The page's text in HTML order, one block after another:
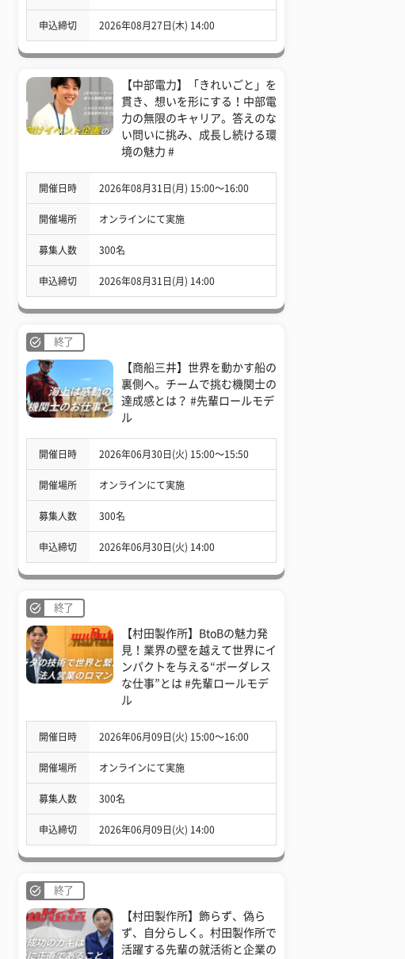
申込締切 2026年08月27日(木) 14:00
【中部電力】「きれいごと」を
貫き、想いを形にする！中部電
力の無限のキャリア。答えのな
い問いに挑み、成長し続ける環
境の魅力 #
開催日時 2026年08月31日(月) 15:00〜16:00
開催場所 オンラインにて実施
募集人数 300名
申込締切 2026年08月31日(月) 14:00
終了
【商船三井】世界を動かす船の
裏側へ。チームで挑む機関士の
達成感とは？ #先輩ロールモデ
ル
開催日時 2026年06月30日(火) 15:00〜15:50
開催場所 オンラインにて実施
募集人数 300名
申込締切 2026年06月30日(火) 14:00
終了
【村田製作所】BtoBの魅力発
見！業界の壁を越えて世界にイ
ンパクトを与える“ボーダレス
な仕事”とは #先輩ロールモデ
ル
開催日時 2026年06月09日(火) 15:00〜16:00
開催場所 オンラインにて実施
募集人数 300名
申込締切 2026年06月09日(火) 14:00
終了
【村田製作所】飾らず、偽ら
ず、自分らしく。村田製作所で
活躍する先輩の就活術と企業の